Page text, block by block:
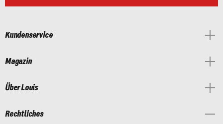
Kundenservice
Magazin
Über Louis
Rechtliches